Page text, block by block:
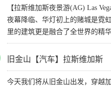
【拉斯维加斯夜景游(AG) Las
夜幕降临、华灯初上的赌城是霓
里的建筑更是融合了全世界的精
旧金山【汽车】拉斯维加斯
今天我们将从旧金山出发，穿越